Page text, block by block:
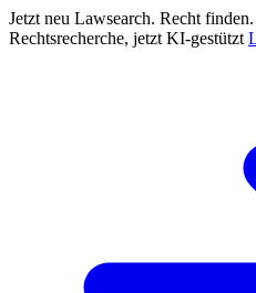
Jetzt neu Lawsearch. Recht
Rechtsrecherche, jetzt KI-gestützt